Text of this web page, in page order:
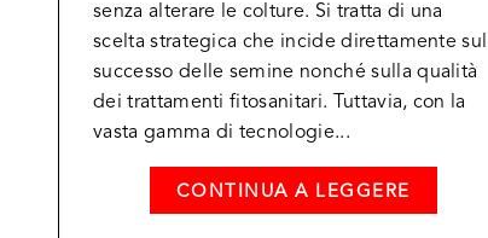
senza alterare le colture. Si tratta di una
scelta strategica che incide direttamente sul
successo delle semine nonché sulla qualità
dei trattamenti fitosanitari. Tuttavia, con la
vasta gamma di tecnologie...
CONTINUA A LEGGERE